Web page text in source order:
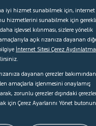
Hakkımızda
Faydalı Bağlantılar
iyi hizmet sunabilmek için, internet
hizmetlerini sunabilmek için gerekli
işlevsel kılınması, sizlere yönelik
açık rızanıza dayanan
İnternet Sitesi Çerez Aydınlatma
dayanan çerezler bakımından
amaçlarla işlenmesini onaylamış
zorunlu çerezler dışındaki
için Çerez Ayarlarını Yönet